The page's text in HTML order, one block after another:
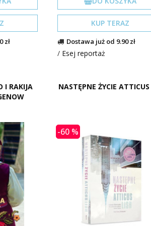
zł
KUP TERAZ
Dostawa już od 9.90 zł
/ Esej reportaż
I RAKIJA
NASTĘPNE ŻYCIE
-60 %